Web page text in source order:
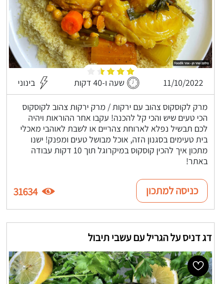
11/10/2022 שעה ו-40 דקות בינוני
מרק לקוסקוס צהוב עם ירקות / מרק ירקות צהוב לקוסקוס
הכי טעים שיש והכי קל להכנה! עקבו אחר ההוראות ויהיה
לכם תבשיל נפלא לארוחת צהריים או לשבת לאוהבי מאכלי
בית טעימים בסגנון הזה, אוכל מבושל טעים ומפנק! ישנו
מתכון איך להכין קוסקוס במיקרוגל תוך 10 דקות עבודה
באתר!
כניסה למתכון 31634
דג דניס על הגריל עם עשבי תיבול